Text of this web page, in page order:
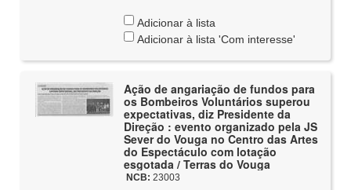
Adicionar à lista
Adicionar à lista 'Com interesse'
Ação de angariação de fundos para
os Bombeiros Voluntários superou
expectativas, diz Presidente da
Direção : evento organizado pela JS
Sever do Vouga no Centro das Artes
do Espectáculo com lotação
esgotada / Terras do Vouga
NCB: 23003